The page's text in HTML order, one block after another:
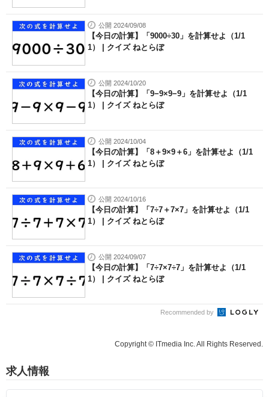
公開 2024/09/08
【今日の計算】「9000÷30」を計算せよ（1/1
1） | クイズ ねとらぼ
公開 2024/10/20
【今日の計算】「9−9×9−9」を計算せよ（1/1
1） | クイズ ねとらぼ
公開 2024/10/04
【今日の計算】「8＋9×9＋6」を計算せよ（1/1
1） | クイズ ねとらぼ
公開 2024/10/16
【今日の計算】「7÷7＋7×7」を計算せよ（1/1
1） | クイズ ねとらぼ
公開 2024/09/07
【今日の計算】「7÷7×7÷7」を計算せよ（1/1
1） | クイズ ねとらぼ
Recommended by
Copyright © ITmedia Inc. All Rights Reserved.
求人情報